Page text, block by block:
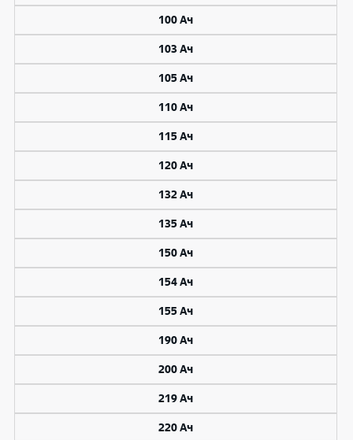
100 Ач
103 Ач
105 Ач
110 Ач
115 Ач
120 Ач
132 Ач
135 Ач
150 Ач
154 Ач
155 Ач
190 Ач
200 Ач
219 Ач
220 Ач